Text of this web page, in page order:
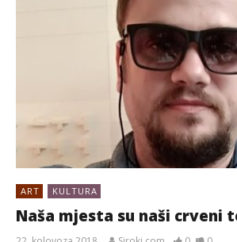
ART KULTURA
Naša mjesta su naši crveni